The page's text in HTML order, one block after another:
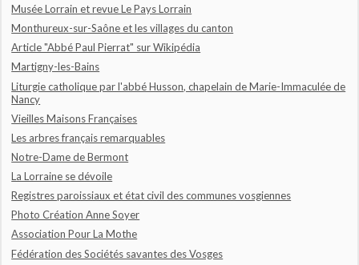
Musée Lorrain et revue Le Pays Lorrain
Monthureux-sur-Saône et les villages du canton
Article "Abbé Paul Pierrat" sur Wikipédia
Martigny-les-Bains
Liturgie catholique par l'abbé Husson, chapelain de Marie-Immaculée de
Nancy
Vieilles Maisons Françaises
Les arbres français remarquables
Notre-Dame de Bermont
La Lorraine se dévoile
Registres paroissiaux et état civil des communes vosgiennes
Photo Création Anne Soyer
Association Pour La Mothe
Fédération des Sociétés savantes des Vosges